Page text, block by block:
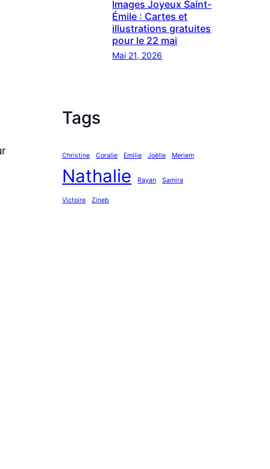
Images Joyeux Saint-
Émile : Cartes et
illustrations gratuites
pour le 22 mai
Mai 21, 2026
Tags
Christine Coralie Emilie Joëlle Meriem
Nathalie Rayan Samira
Victoire Zineb